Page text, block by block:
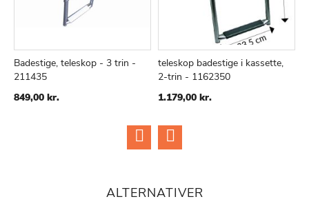
TILFØJ
TIL
ØNSKE
Badestige, teleskop - 3 trin -
211435
849,00 kr.
TILFØJ
TIL
ØNSKE
SAMMENLIGN
teleskop badestige i kassette,
2-trin - 1162350
1.179,00 kr.
ALTERNATIVER